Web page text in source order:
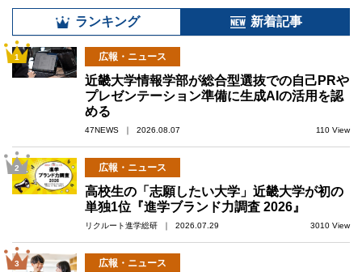
ランキング 新着記事
1 広報・ニュース
近畿大学情報学部が総合型選抜での自己PRや
プレゼンテーション準備に生成AIの活用を認
める
47NEWS ｜ 2026.08.07 110 View
2 広報・ニュース
高校生の「志願したい大学」近畿大学が初の
単独1位『進学ブランド力調査 2026』
リクルート進学総研 ｜ 2026.07.29 3010 View
3 広報・ニュース